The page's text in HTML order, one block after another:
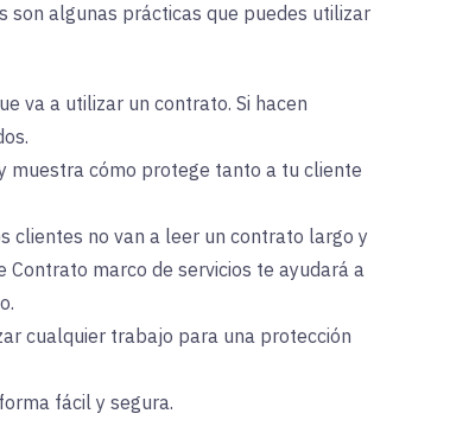
son algunas prácticas que puedes utilizar
va a utilizar un contrato. Si hacen
muestra cómo protege tanto a tu cliente
clientes no van a leer un contrato largo y
marco de servicios te ayudará a
cualquier trabajo para una protección
fácil y segura.